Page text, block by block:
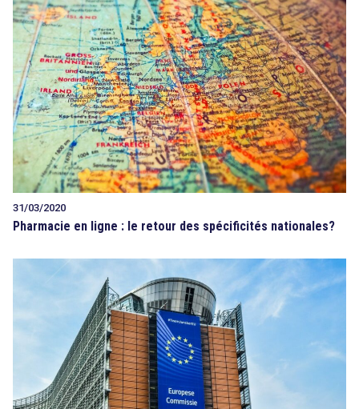
31/03/2020
Pharmacie en ligne : le retour des spécificités nationales?